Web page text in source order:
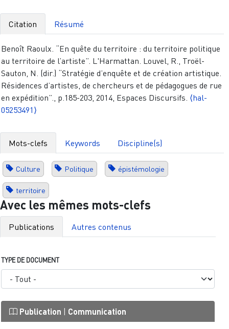
Citation Résumé
Benoît Raoulx. “En quête du territoire : du territoire politique
au territoire de l’artiste”. L'Harmattan. Louvel, R., Troël-
Sauton, N. (dir.) “Stratégie d’enquête et de création artistique.
Résidences d’artistes, de chercheurs et de pédagogues de rue
en expédition”., p.185-203, 2014, Espaces Discursifs. ⟨hal-
05253491⟩
Mots-clefs Keywords Discipline(s)
Culture Politique épistémologie
territoire
Avec les mêmes mots-clefs
Publications Autres contenus
TYPE DE DOCUMENT
Publication | Communication